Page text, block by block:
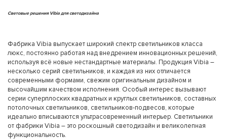
Световые решения Vibia для светодизайна
Фабрика Vibia выпускает широкий спектр светильников класса
люкс, постоянно работая над внедрением инновационных решений,
используя всё новые нестандартные материалы. Продукция Vibia –
несколько серий светильников, и каждая из них отличается
современными формами, свежим оригинальным дизайном и
высочайшим качеством исполнения. Особый интерес вызывают
серии суперплоских квадратных и круглых светильников, составных
потолочных светильников, светильников-подвесов, которые
идеально вписываются ультрасовременный интерьер. Светильники
от фабрики Vibia – это роскошный светодизайн и великолепная
функциональность.